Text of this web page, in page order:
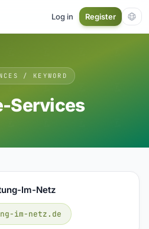
Log in Register
/ KEYWORD
Services
Im-Netz
im-netz.de